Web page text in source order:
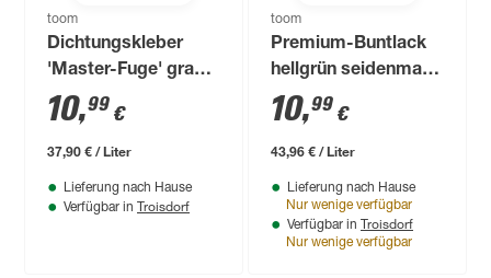
toom
Dichtungskleber
'Master-Fuge' grau
290 ml
10,99 €
37,90 € / Liter
Lieferung nach Hause
Verfügbar in Troisdorf
toom
Premium-Buntlack
hellgrün seidenmatt
250 ml
10,99 €
43,96 € / Liter
Lieferung nach Hause
Nur wenige verfügbar
Verfügbar in Troisdorf
Nur wenige verfügbar